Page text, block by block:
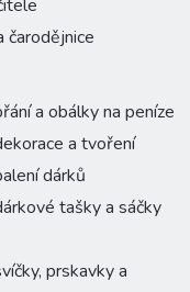
čarodějnice
a obálky na peníze
a tvoření
dárků
tašky a sáčky
prskavky a